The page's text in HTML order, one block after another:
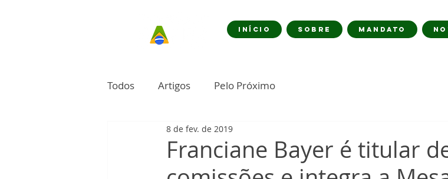
INÍCIO SOBRE MANDATO
Todos Artigos Pelo Próximo
Franciane Bayer é titular
8 de fev. de 2019